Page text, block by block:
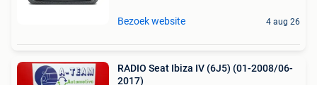
Bezoek website 4 aug 26
RADIO Seat Ibiza IV (6J5) (01-2008/06-
2017)